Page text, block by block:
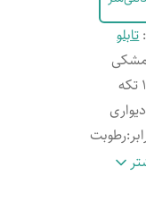
:تابلو
1 تکه
دیواری
:رطوبت
: